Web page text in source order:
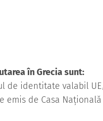
în Grecia sunt:
de identitate valabil
emis de Casa